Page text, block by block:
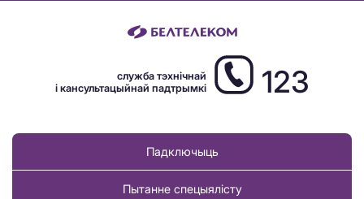
служба тэхнічнай
і кансультацыйнай падтрымкі
123
Падключыць
Пытанне спецыялісту